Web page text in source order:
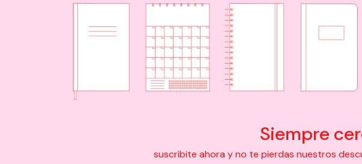
Siempre
suscribite ahora y no te pierdas nuestros